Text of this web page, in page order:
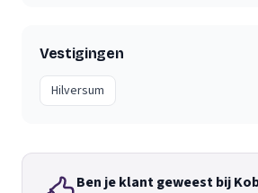
Vestigingen
Hilversum
Ben je klant geweest bij